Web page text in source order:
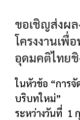
ขอเชิญส่งผล
โครงงานเ
อุดมคติไทย
ในหัวข้อ “การ
บริบทใหม่”
ระหว่างวันที่ 1